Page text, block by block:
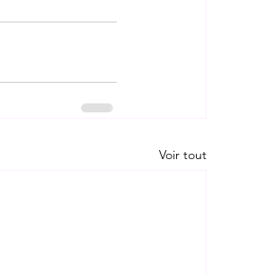
Voir tout